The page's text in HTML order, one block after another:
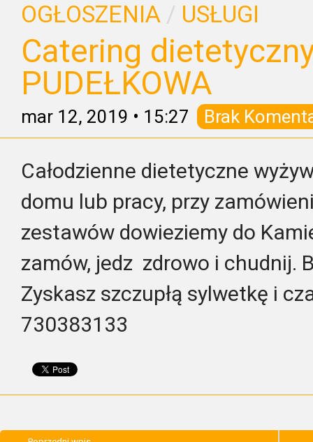
OGŁOSZENIA / USŁUGI
Catering
PUDEŁKOWA
mar 12, 2019 • 15:27 Brak
Całodzienne dietetyczne
domu lub pracy, przy
zestawów dowieziemy do
zamów, jedz zdrowo i chudnij.
Zyskasz szczupłą sylwetkę i
730383133